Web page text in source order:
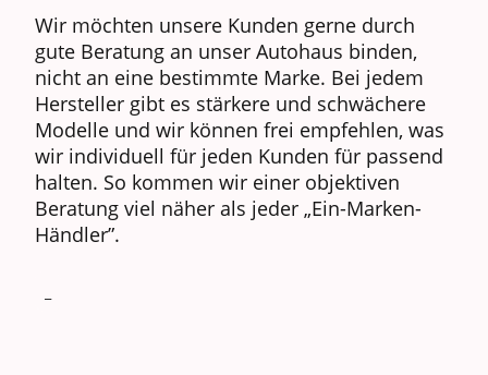
Wir möchten unsere Kunden gerne durch
gute Beratung an unser Autohaus binden,
nicht an eine bestimmte Marke. Bei jedem
Hersteller gibt es stärkere und schwächere
Modelle und wir können frei empfehlen, was
wir individuell für jeden Kunden für passend
halten. So kommen wir einer objektiven
Beratung viel näher als jeder „Ein-Marken-
Händler”.